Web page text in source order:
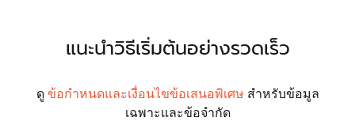
แนะนำวิธีเริ่มต้นอย่างรวดเร็ว
ดู ข้อกำหนดและเงื่อนไขข้อเสนอพิเศษ สำหรับข้อมูล
เฉพาะและข้อจำกัด